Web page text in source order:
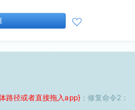
径或者直接拖入app}；修复命令2：